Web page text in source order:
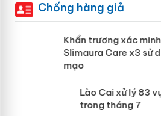
Chống hàng giả
Khẩn trương xác
Slimaura Care